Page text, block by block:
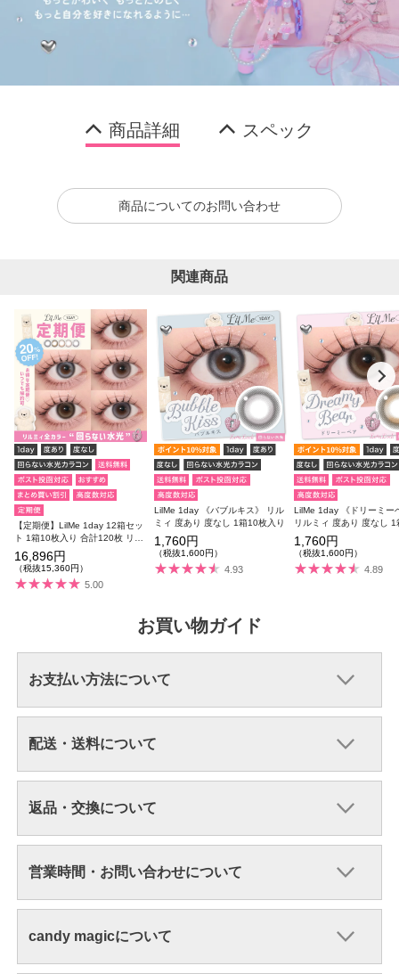
商品詳細 スペック
商品についてのお問い合わせ
関連商品
【定期便】LilMe 1day 12箱セッ
ト 1箱10枚入り 合計120枚 リル
ミィ
16,896円
（税抜15,360円）
5.00
LilMe 1day 《バブルキス》 リル
ミィ 度あり 度なし 1箱10枚入り
1,760円
（税抜1,600円）
4.93
LilMe 1day 《ドリーミー
リルミィ 度あり 度なし 1
入り
1,760円
（税抜1,600円）
4.89
お買い物ガイド
お支払い方法について
配送・送料について
返品・交換について
営業時間・お問い合わせについて
candy magicについて